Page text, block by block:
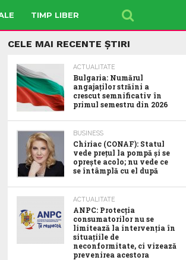
TIMP LIBER
CELE MAI RECENTE ȘTIRI
ACTUALITATE
Bulgaria: Numărul
angajaților străini a
crescut semnificativ în
primul semestru din 2026
BUSINESS
Chiriac (CONAF): Statul
vede prețul la pompă și se
oprește acolo; nu vede ce
se întâmplă cu el după
ACTUALITATE
ANPC: Protecția
consumatorilor nu se
limitează la intervenția în
situațiile de
neconformitate, ci vizează
prevenirea acestora